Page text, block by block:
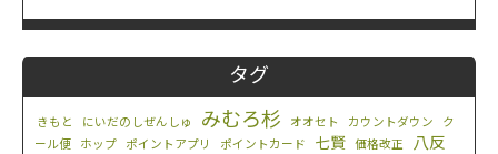
タグ
きもと にいだのしぜんしゅ みむろ杉 オオセト カウントダウン
ク
ール便
ホップ ポイントアプリ ポイントカード 七賢 価格改正
八反